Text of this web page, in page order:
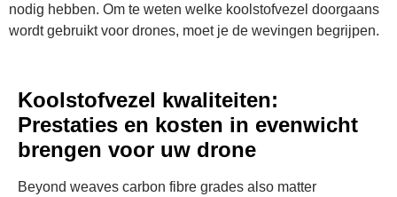
nodig hebben. Om te weten welke koolstofvezel doorgaans
wordt gebruikt voor drones, moet je de wevingen begrijpen.
Koolstofvezel kwaliteiten:
Prestaties en kosten in evenwicht
brengen voor uw drone
Beyond weaves carbon fibre grades also matter